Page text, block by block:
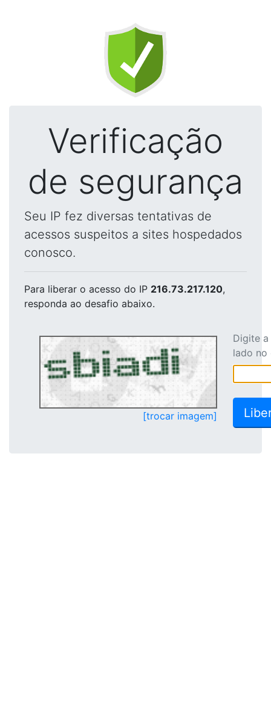
Verificação
de segurança
Seu IP fez diversas tentativas de
acessos suspeitos a sites hospedados
conosco.
Para liberar o acesso do IP 216.73.217.120,
responda ao desafio abaixo.
[trocar imagem]
Digite
lado no